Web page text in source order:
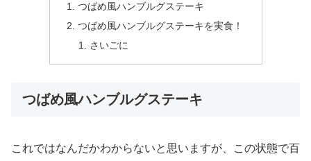
つばめ風ハンブルグステーキ
つばめ風ハンブルグステーキを実食！
さいごに
つばめ風ハンブルグステーキ
これではなんだかわからないと思いますが、この状態で百